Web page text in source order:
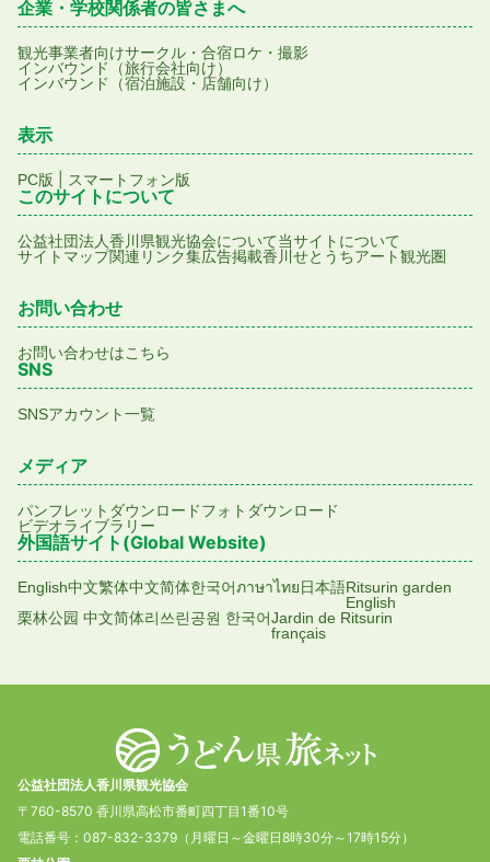
企業・学校関係者の皆さまへ
観光事業者向けサークル・合宿ロケ・撮影
インバウンド（旅行会社向け）
インバウンド（宿泊施設・店舗向け）
表示
PC版 スマートフォン版
このサイトについて
公益社団法人香川県観光協会について当サイトについて
サイトマップ関連リンク集広告掲載香川せとうちアート観光圏
お問い合わせ
お問い合わせはこちら
SNS
SNSアカウント一覧
メディア
パンフレットダウンロードフォトダウンロード
ビデオライブラリー
外国語サイト(Global Website)
English中文繁体中文简体한국어ภาษาไทย日本語Ritsurin garden
English
栗林公园 中文简体리쓰린공원 한국어Jardin de Ritsurin
français
公益社団法人香川県観光協会
〒760-8570 香川県高松市番町四丁目1番10号
電話番号：087-832-3379（月曜日～金曜日8時30分～17時15分）